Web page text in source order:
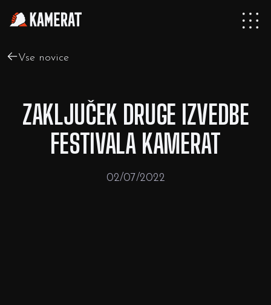
Vse novice
ZAKLJUČEK DRUGE IZVEDBE
FESTIVALA KAMERAT
02/07/2022